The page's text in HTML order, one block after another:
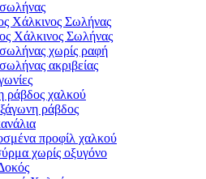
Χάλκινος Σωλήνας
Χάλκινος Σωλήνας
χωρίς ραφή
ακριβείας
ράβδος χαλκού
ράβδος
προφίλ χαλκού
χωρίς οξυγόνο